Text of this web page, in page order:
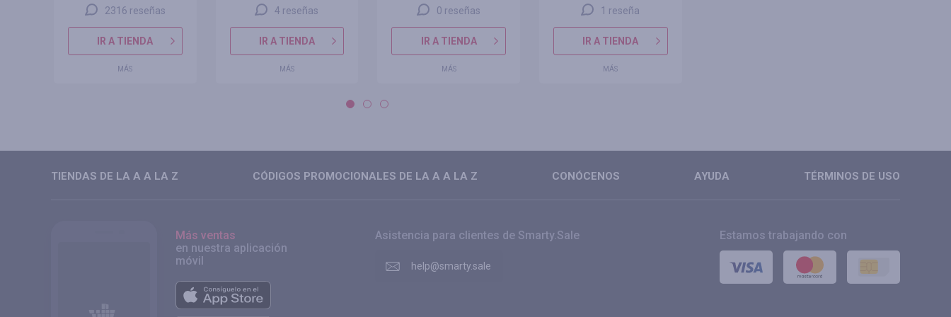
2316 reseñas
IR A TIENDA
MÁS
4 reseñas
IR A TIENDA
MÁS
0 reseñas
IR A TIENDA
MÁS
1 reseña
IR A TIENDA
MÁS
TIENDAS DE LA A A LA Z CÓDIGOS PROMOCIONALES DE LA A A LA Z CONÓCENOS AYUDA TÉRMINOS DE USO
Más ventas
en nuestra aplicación
móvil
Estamos trabajando con
Asistencia para clientes de Smarty.Sale
help@smarty.sale